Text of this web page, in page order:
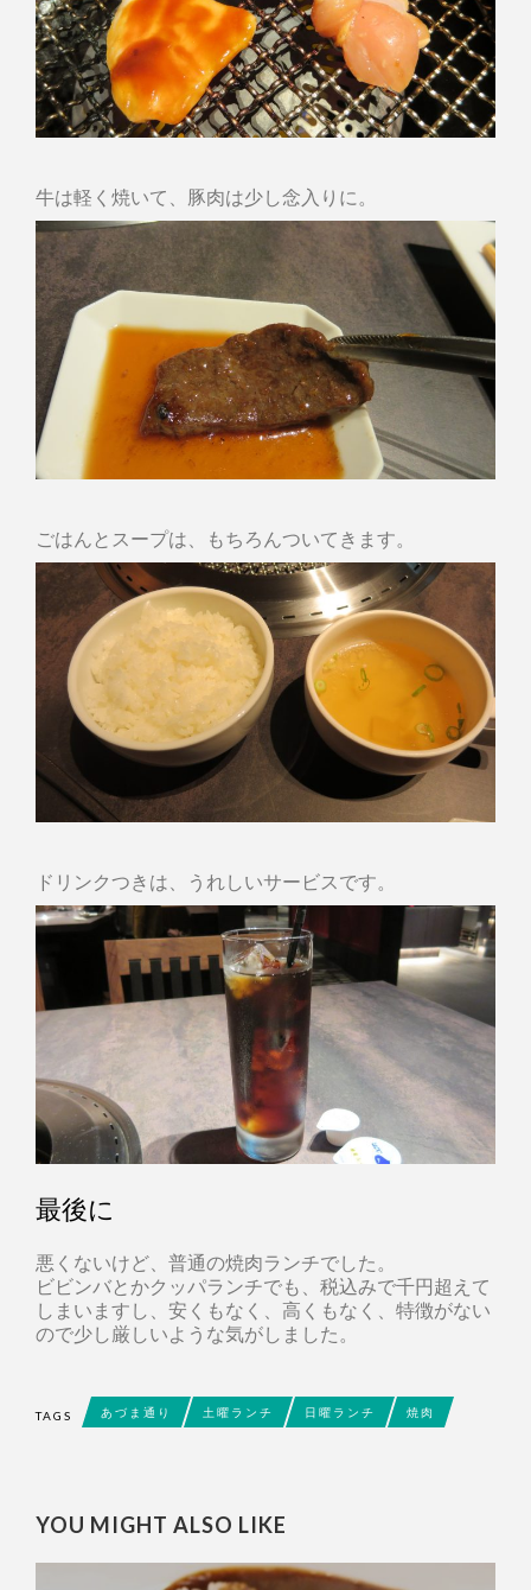
牛は軽く焼いて、豚肉は少し念入りに。
ごはんとスープは、もちろんついてきます。
ドリンクつきは、うれしいサービスです。
最後に
悪くないけど、普通の焼肉ランチでした。
ビビンバとかクッパランチでも、税込みで千円超えて
しまいますし、安くもなく、高くもなく、特徴がない
ので少し厳しいような気がしました。
TAGS あづま通り 土曜ランチ 日曜ランチ 焼肉
YOU MIGHT ALSO LIKE